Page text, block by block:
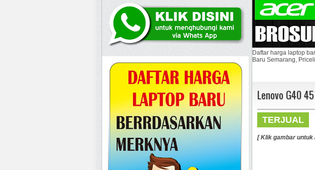
Daftar harga laptop
Baru Semarang,
Lenovo G40
TERJUAL
[ Klik gambar